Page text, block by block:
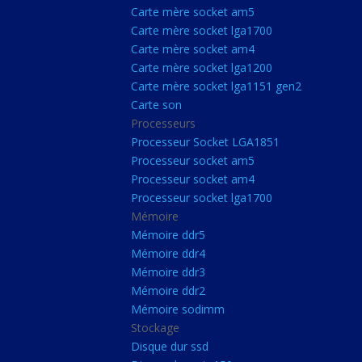
Carte Mère Socket
Carte mère socket am5
Carte mère socket
Carte mère socket am4
Carte mère socket
Carte son
Processeurs
Carte mère socket am5
Carte mère socket lga1700
Carte mère socket am4
Carte mère socket lga1200
Carte mère socket lga1151 gen2
Carte son
Processeurs
Processeur Socket LGA1851
Processeur socket am5
Processeur socket am4
Processeur socket lga1700
Mémoire
Mémoire ddr5
Mémoire ddr4
Mémoire ddr3
Mémoire ddr2
Mémoire sodimm
Stockage
Disque dur ssd